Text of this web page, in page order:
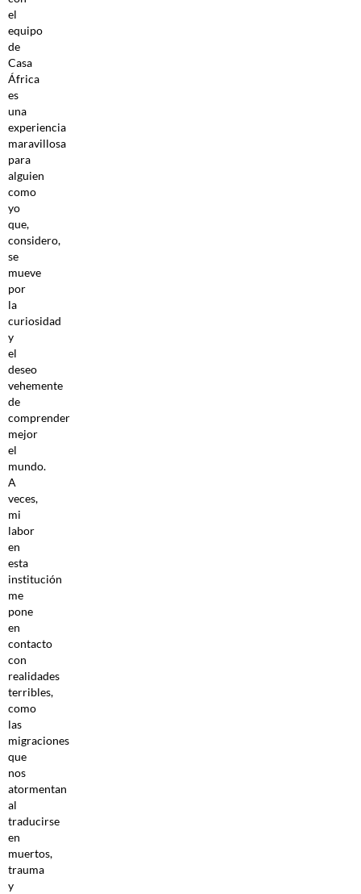
el
equipo
de
Casa
África
es
una
experiencia
maravillosa
para
alguien
como
yo
que,
considero,
se
mueve
por
la
curiosidad
y
el
deseo
vehemente
de
comprender
mejor
el
mundo.
A
veces,
mi
labor
en
esta
institución
me
pone
en
contacto
con
realidades
terribles,
como
las
migraciones
que
nos
atormentan
al
traducirse
en
muertos,
trauma
y